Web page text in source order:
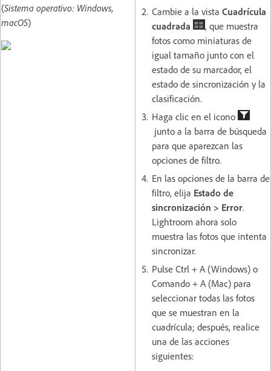
(Sistema operativo: Windows,
macOS)
Cambie a la vista Cuadrícula
cuadrada
, que muestra
fotos como miniaturas de
igual tamaño junto con el
estado de su marcador, el
estado de sincronización y la
clasificación.
Haga clic en el icono
junto a la barra de búsqueda
para que aparezcan las
opciones de filtro.
En las opciones de la barra de
filtro, elija Estado de
sincronización > Error.
Lightroom ahora solo
muestra las fotos que intenta
sincronizar.
Pulse Ctrl + A (Windows) o
Comando + A (Mac) para
seleccionar todas las fotos
que se muestran en la
cuadrícula; después, realice
una de las acciones
siguientes: